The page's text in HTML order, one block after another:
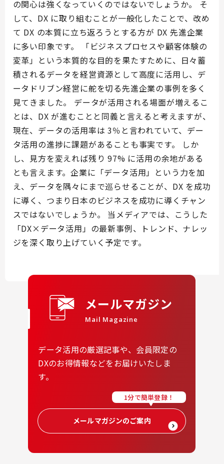
の関心は強くなっていくのではないでしょうか。 そ
して、DX に取り組むことが一般化したことで、改め
て DX の本質に立ち返ろうとする方が DX 先進企業
に多い印象です。 「ビジネスプロセスや顧客体験の
変革」という本質的な目的を果たすために、日々蓄
積されるデータを経営資源として高度に活用し、デ
ータドリブン経営に舵を切る先進企業の事例を多く
見てきました。 データが活用される場面が増えるこ
とは、DX が進むことと同義と言えると考えますが、
現在、データの活用率は 3％と言われていて、デー
タ活用の進捗に課題があることも事実です。 しか
し、見方を変えれば残り 97% に活用の余地がある
とも言えます。企業に「データ活用」という力を加
え、データを隅々にまで巡らせることが、DX を成功
に導く、つまり日本のビジネスを成功に導くチャン
スではないでしょうか。 当メディアでは、こうした
「DX×データ活用」の最新事例、トレンド、ナレッ
ジを深く取り上げていく予定です。
メールマガジン
Mail Magazine
データ活用の厳選記事や、会員限定の
DXのお得情報などをお届けいたしま
す。
1分で簡単登録！
メールマガジンのご案内